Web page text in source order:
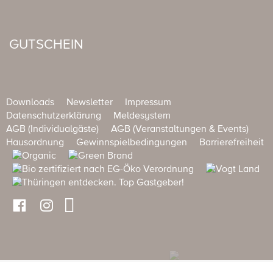
GUTSCHEIN
Downloads Newsletter
Impressum
Datenschutzerklärung
Meldesystem
AGB (Individualgäste)
AGB (Veranstaltungen & Events)
Hausordnung
Gewinnspielbedingungen Barrierefreiheit